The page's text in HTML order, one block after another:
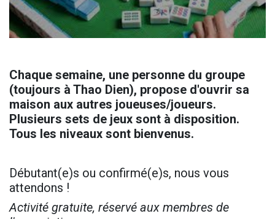
Chaque semaine, une personne du groupe
(toujours à Thao Dien), propose d'ouvrir sa
maison aux autres joueuses/joueurs.
Plusieurs sets de jeux sont à disposition.
Tous les niveaux sont bienvenus.
Débutant(e)s ou confirmé(e)s, nous vous
attendons !
Activité gratuite, réservé aux membres de